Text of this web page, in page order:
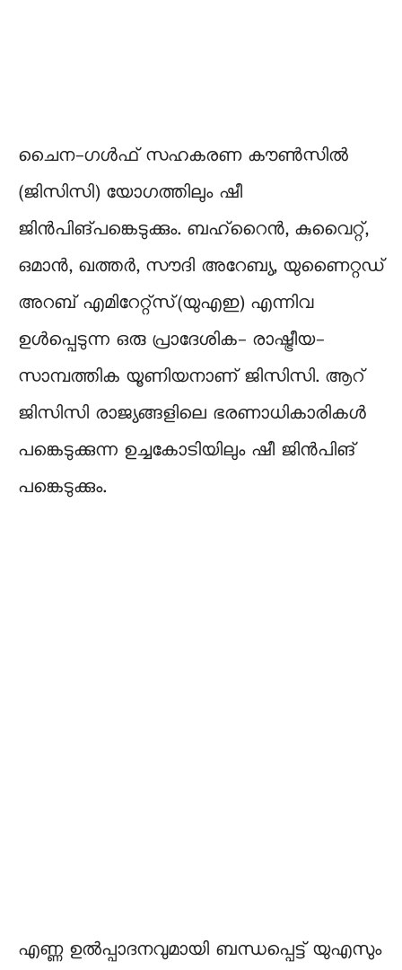
ചൈന-ഗള്‍ഫ് സഹകരണ കൗണ്‍സില്‍
(ജിസിസി) യോഗത്തിലും ഷീ
ജിന്‍പിങ്പങ്കെടുക്കും. ബഹ്റൈന്‍, കുവൈറ്റ്,
ഒമാന്‍, ഖത്തര്‍, സൗദി അറേബ്യ, യുണൈറ്റഡ്
അറബ് എമിറേറ്റ്‌സ്(യുഎഇ) എന്നിവ
ഉള്‍പ്പെടുന്ന ഒരു പ്രാദേശിക- രാഷ്ട്രീയ-
സാമ്പത്തിക യൂണിയനാണ് ജിസിസി. ആറ്
ജിസിസി രാജ്യങ്ങളിലെ ഭരണാധികാരികള്‍
പങ്കെടുക്കുന്ന ഉച്ചകോടിയിലും ഷീ ജിന്‍പിങ്
പങ്കെടുക്കും.
എണ്ണ ഉല്‍പ്പാദനവുമായി ബന്ധപ്പെട്ട് യുഎസും